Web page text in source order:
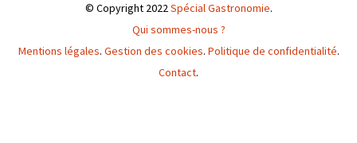
© Copyright 2022Spécial Gastronomie.
Qui sommes-nous ?
Mentions légales. Gestion des cookies. Politique de confidentialité.
Contact.